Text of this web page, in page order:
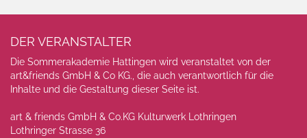
DER VERANSTALTER
Die Sommerakademie Hattingen wird veranstaltet von der
art&friends GmbH & Co KG., die auch verantwortlich für die
Inhalte und die Gestaltung dieser Seite ist.
art & friends GmbH & Co.KG Kulturwerk Lothringen
Lothringer Strasse 36